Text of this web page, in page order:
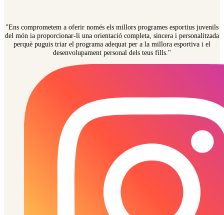
"Ens comprometem a oferir només els millors programes esportius juvenils
del món ia proporcionar-li una orientació completa, sincera i personalitzada
perquè puguis triar el programa adequat per a la millora esportiva i el
desenvolupament personal dels teus fills."